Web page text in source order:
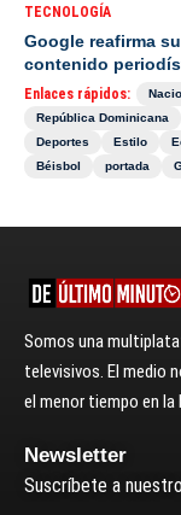
TECNOLOGÍA
Google reafirma
contenido
Enlaces rápidos:
República Dominicana
Deportes
Estilo
Béisbol
portada
Somos una
televisivos. El medio
el menor tiempo en
Newsletter
Suscríbete a